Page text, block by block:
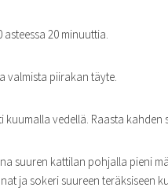
20 minuuttia.
valmista piirakan täyte.
kuumalla vedellä. Raasta
suuren kattilan pohjalla pieni
ja sokeri suureen teräksiseen